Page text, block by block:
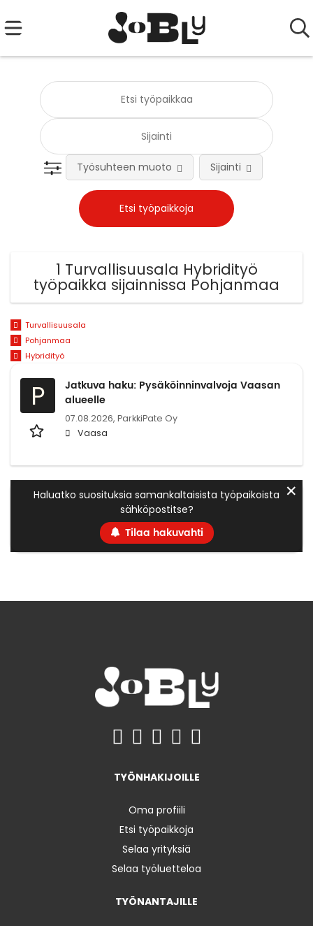
Työsuhteen muoto Sijainti
1 Turvallisuusala Hybridityö
työpaikka sijainnissa Pohjanmaa
Turvallisuusala
Pohjanmaa
Hybridityö
P
Jatkuva haku: Pysäköinninvalvoja Vaasan
alueelle
07.08.2026, ParkkiPate Oy
Vaasa
Haluatko suosituksia samankaltaisista työpaikoista
sähköpostitse?
Tilaa hakuvahti
✕
TYÖNHAKIJOILLE
Oma profiili
Etsi työpaikkoja
Selaa yrityksiä
Selaa työluetteloa
TYÖNANTAJILLE